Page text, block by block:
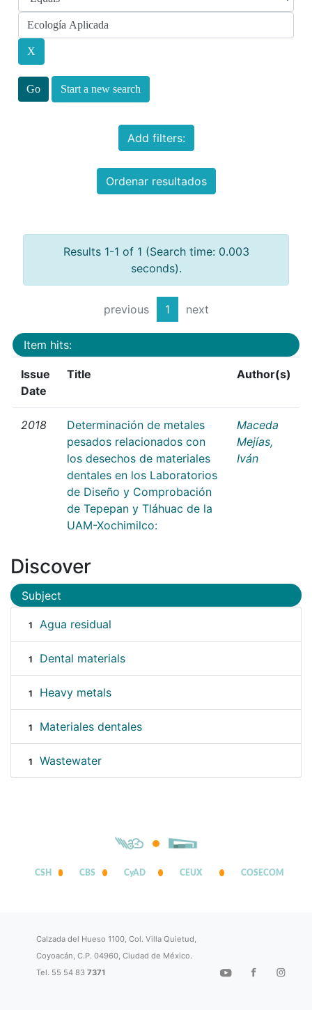
Start a new search
Add filters:
Ordenar resultados
Results 1-1 of 1 (Search time: 0.003
seconds).
previous 1 next
Item hits:
Issue
Date
Title Author(s)
2018
Determinación de metales
pesados relacionados con
los desechos de materiales
dentales en los Laboratorios
de Diseño y Comprobación
de Tepepan y Tláhuac de la
UAM-Xochimilco:
Maceda
Mejías,
Iván
Discover
Subject
1 Agua residual
1 Dental materials
1 Heavy metals
1 Materiales dentales
1 Wastewater
CSH CBS CyAD CEUX COSECOM
Calzada del Hueso 1100, Col. Villa Quietud,
Coyoacán, C.P. 04960, Ciudad de México.
Tel. 55 54 837371